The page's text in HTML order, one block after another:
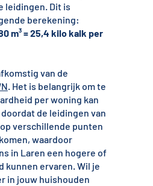
leidingen. Dit is
berekening:
m³ = 25,4 kilo kalk per
van de
. Het is belangrijk om te
per woning kan
de leidingen van
verschillende punten
waardoor
in Laren een hogere of
kunnen ervaren. Wil je
in jouw huishouden